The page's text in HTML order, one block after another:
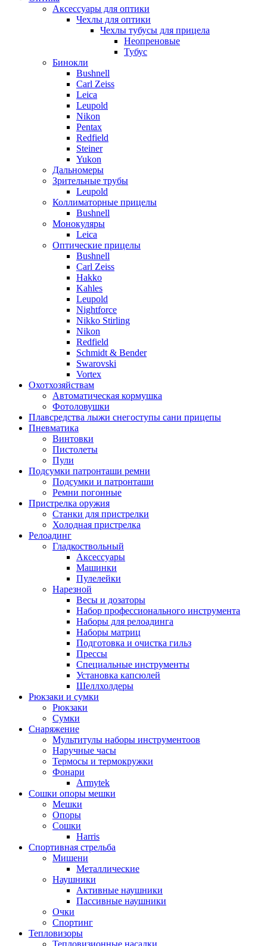
Аксессуары для оптики
Чехлы для оптики
Чехлы тубусы для прицела
Неопреновые
Тубус
Бинокли
Bushnell
Carl Zeiss
Leica
Leupold
Nikon
Pentax
Redfield
Steiner
Yukon
Дальномеры
Зрительные трубы
Leupold
Коллиматорные прицелы
Bushnell
Монокуляры
Leica
Оптические прицелы
Bushnell
Carl Zeiss
Hakko
Kahles
Leupold
Nightforce
Nikko Stirling
Nikon
Redfield
Schmidt & Bender
Swarovski
Vortex
Охотхозяйствам
Автоматическая кормушка
Фотоловушки
Плавсредства лыжи снегоступы сани прицепы
Пневматика
Винтовки
Пистолеты
Пули
Подсумки патронташи ремни
Подсумки и патронташи
Ремни погонные
Пристрелка оружия
Станки для пристрелки
Холодная пристрелка
Релоадинг
Гладкоствольный
Аксессуары
Машинки
Пулелейки
Нарезной
Весы и дозаторы
Набор профессионального инструмента
Наборы для релоадинга
Наборы матриц
Подготовка и очистка гильз
Прессы
Специальные инструменты
Установка капсюлей
Шеллхолдеры
Рюкзаки и сумки
Рюкзаки
Сумки
Снаряжение
Мультитулы наборы инструментоов
Наручные часы
Термосы и термокружки
Фонари
Armytek
Сошки опоры мешки
Мешки
Опоры
Сошки
Harris
Спортивная стрельба
Мишени
Металлические
Наушники
Активные наушники
Пассивные наушники
Очки
Спортинг
Тепловизоры
Тепловизионные насадки